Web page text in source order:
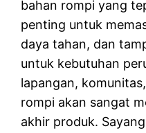
bahan rompi yang
penting untuk
daya tahan, dan
untuk kebutuhan
lapangan,
rompi akan sangat
akhir produk.